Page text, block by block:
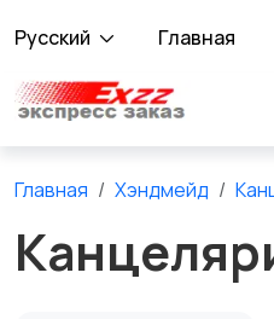
Русский Главная
Главная Хэндмейд